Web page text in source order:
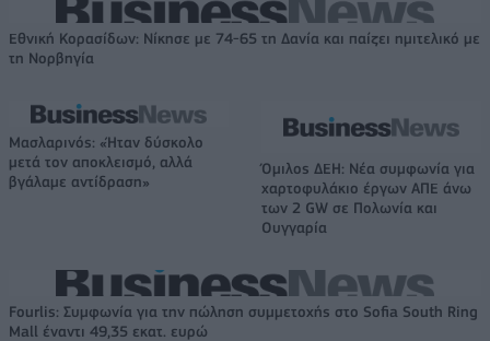
Εθνική Κορασίδων: Νίκησε με 74-65 τη Δανία και παίζει ημιτελικό με
τη Νορβηγία
Μασλαρινός: «Ήταν δύσκολο
μετά τον αποκλεισμό, αλλά
βγάλαμε αντίδραση»
Όμιλος ΔΕΗ: Νέα συμφωνία για
χαρτοφυλάκιο έργων ΑΠΕ άνω
των 2 GW σε Πολωνία και
Ουγγαρία
Fourlis: Συμφωνία για την πώληση συμμετοχής στο Sofia South Ring
Mall έναντι 49,35 εκατ. ευρώ